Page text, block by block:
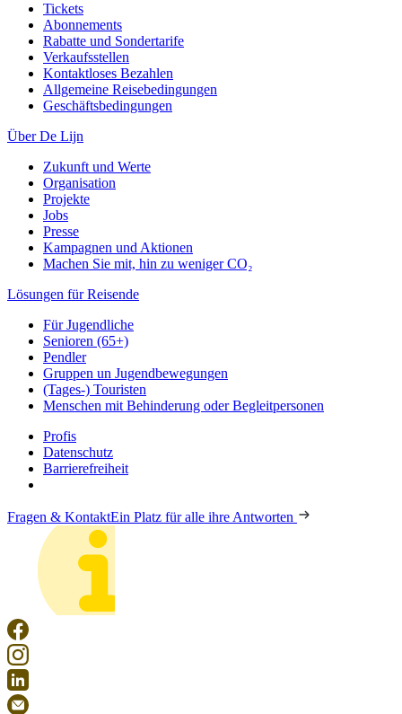
Tickets
Abonnements
Rabatte und Sondertarife
Verkaufsstellen
Kontaktloses Bezahlen
Allgemeine Reisebedingungen
Geschäftsbedingungen
Über De Lijn
Zukunft und Werte
Organisation
Projekte
Jobs
Presse
Kampagnen und Aktionen
Machen Sie mit, hin zu weniger CO₂
Lösungen für Reisende
Für Jugendliche
Senioren (65+)
Pendler
Gruppen un Jugendbewegungen
(Tages-) Touristen
Menschen mit Behinderung oder Begleitpersonen
Profis
Datenschutz
Barrierefreiheit
Fragen & KontaktEin Platz für alle ihre Antworten